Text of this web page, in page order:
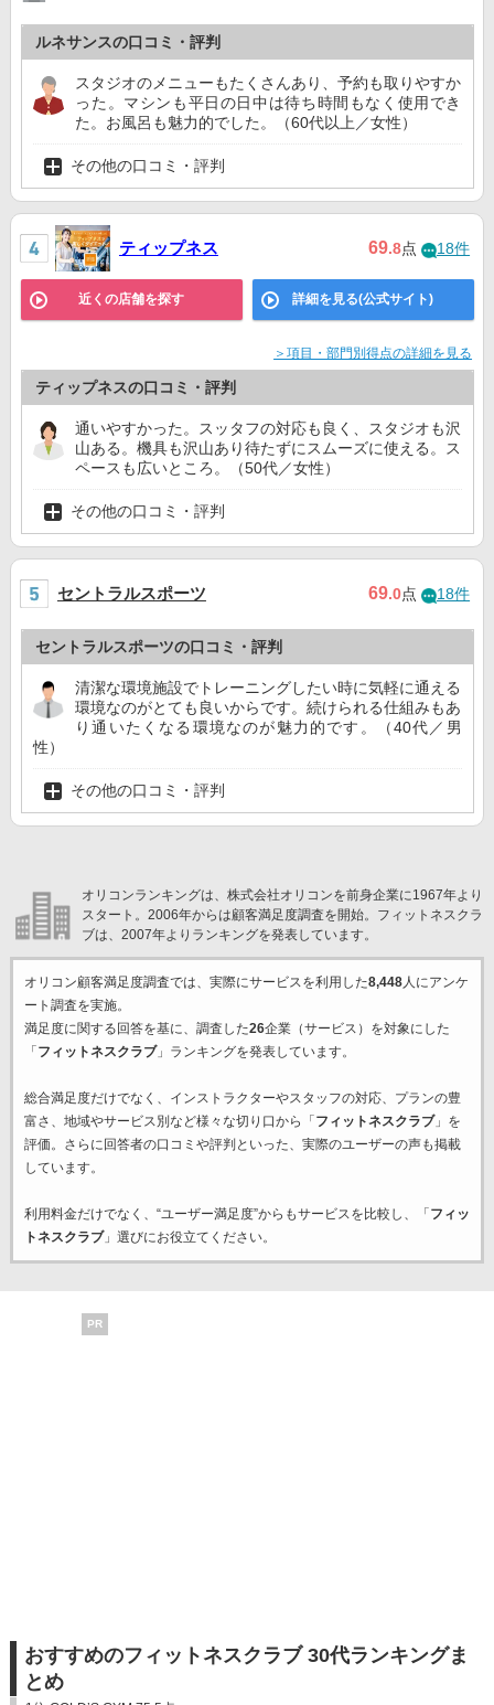
ルネサンスの口コミ・評判
スタジオのメニューもたくさんあり、予約も取りやすか
った。マシンも平日の日中は待ち時間もなく使用でき
た。お風呂も魅力的でした。（60代以上／女性）
その他の口コミ・評判
ティップネス 69.8点 18件
近くの店舗を探す 詳細を見る(公式サイト)
＞項目・部門別得点の詳細を見る
ティップネスの口コミ・評判
通いやすかった。スッタフの対応も良く、スタジオも沢
山ある。機具も沢山あり待たずにスムーズに使える。ス
ペースも広いところ。（50代／女性）
その他の口コミ・評判
セントラルスポーツ 69.0点 18件
セントラルスポーツの口コミ・評判
清潔な環境施設でトレーニングしたい時に気軽に通える
環境なのがとても良いからです。続けられる仕組みもあ
り通いたくなる環境なのが魅力的です。（40代／男
性）
その他の口コミ・評判
オリコンランキングは、株式会社オリコンを前身企業に1967年より
スタート。2006年からは顧客満足度調査を開始。フィットネスクラ
ブは、2007年よりランキングを発表しています。
オリコン顧客満足度調査では、実際にサービスを利用した8,448人にアンケ
ート調査を実施。
満足度に関する回答を基に、調査した26企業（サービス）を対象にした
「 フィットネスクラブ」ランキングを発表しています。
総合満足度だけでなく、インストラクターやスタッフの対応、プランの豊
富さ、地域やサービス別など様々な切り口から「 フィットネスクラブ」を
評価。さらに回答者の口コミや評判といった、実際のユーザーの声も掲載
しています。
利用料金だけでなく、“ユーザー満足度”からもサービスを比較し、「 フィッ
トネスクラブ」選びにお役立てください。
PR
おすすめのフィットネスクラブ 30代ランキングま
とめ